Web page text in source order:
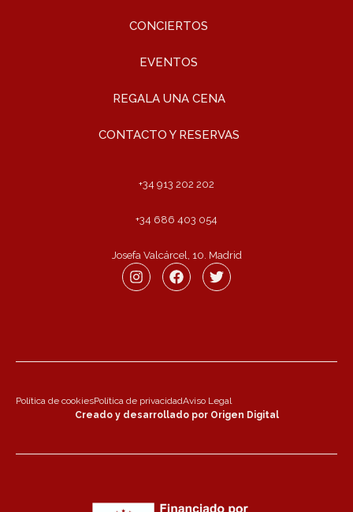
CONCIERTOS
EVENTOS
REGALA UNA CENA
CONTACTO Y RESERVAS
+34 913 202 202
+34 686 403 054
Josefa Valcárcel, 10. Madrid
Política de cookiesPolítica de privacidadAviso Legal
Creado y desarrollado por Origen Digital